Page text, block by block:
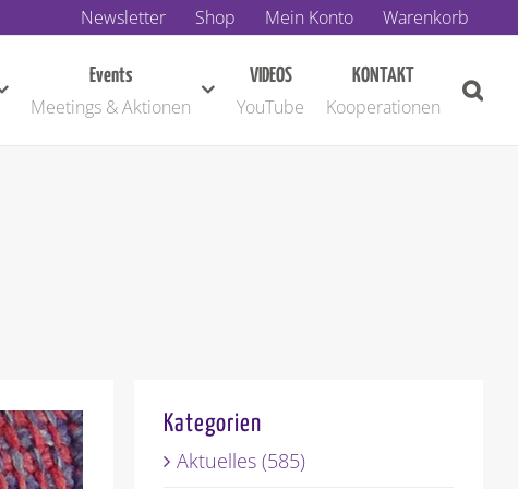
Newsletter Shop Mein Konto Warenkorb
Events
Meetings & Aktionen
VIDEOS
YouTube
KONTAKT
Kooperationen
Kategorien
Aktuelles (585)